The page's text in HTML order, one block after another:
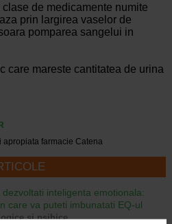
de medicamente numite
prin largirea vaselor de
pomparea sangelui in
care mareste cantitatea de urina
apropiata farmacie Catena
dezvoltati inteligenta emotionala:
care va puteti imbunatati EQ-ul
si psihice